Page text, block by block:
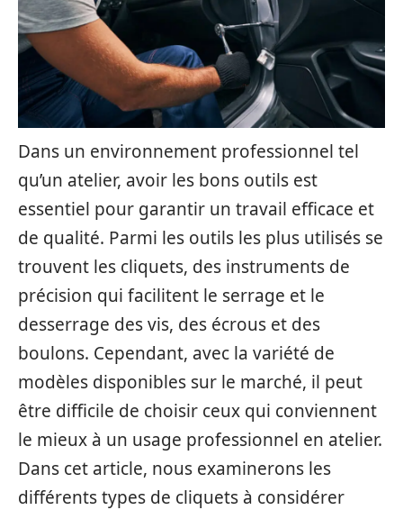
Dans un environnement professionnel tel
qu’un atelier, avoir les bons outils est
essentiel pour garantir un travail efficace et
de qualité. Parmi les outils les plus utilisés se
trouvent les cliquets, des instruments de
précision qui facilitent le serrage et le
desserrage des vis, des écrous et des
boulons. Cependant, avec la variété de
modèles disponibles sur le marché, il peut
être difficile de choisir ceux qui conviennent
le mieux à un usage professionnel en atelier.
Dans cet article, nous examinerons les
différents types de cliquets à considérer